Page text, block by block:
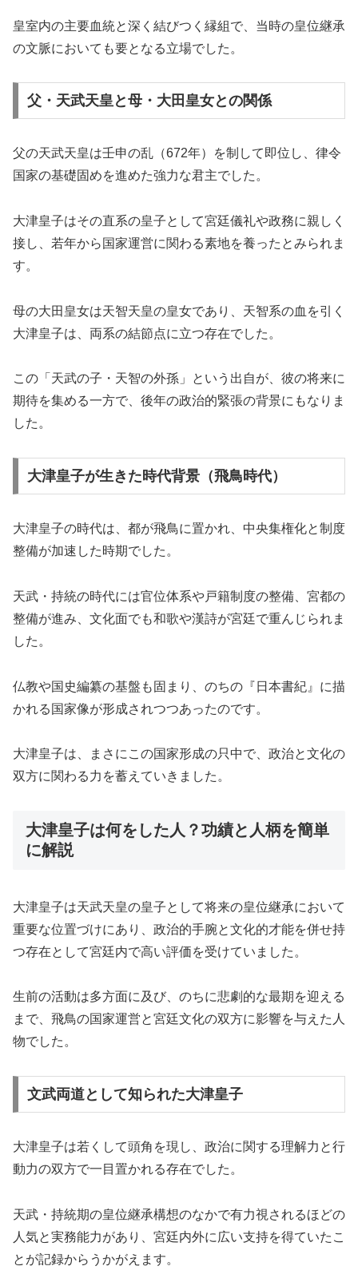
皇室内の主要血統と深く結びつく縁組で、当時の皇位継承
の文脈においても要となる立場でした。
父・天武天皇と母・大田皇女との関係
父の天武天皇は壬申の乱（672年）を制して即位し、律令
国家の基礎固めを進めた強力な君主でした。
大津皇子はその直系の皇子として宮廷儀礼や政務に親しく
接し、若年から国家運営に関わる素地を養ったとみられま
す。
母の大田皇女は天智天皇の皇女であり、天智系の血を引く
大津皇子は、両系の結節点に立つ存在でした。
この「天武の子・天智の外孫」という出自が、彼の将来に
期待を集める一方で、後年の政治的緊張の背景にもなりま
した。
大津皇子が生きた時代背景（飛鳥時代）
大津皇子の時代は、都が飛鳥に置かれ、中央集権化と制度
整備が加速した時期でした。
天武・持統の時代には官位体系や戸籍制度の整備、宮都の
整備が進み、文化面でも和歌や漢詩が宮廷で重んじられま
した。
仏教や国史編纂の基盤も固まり、のちの『日本書紀』に描
かれる国家像が形成されつつあったのです。
大津皇子は、まさにこの国家形成の只中で、政治と文化の
双方に関わる力を蓄えていきました。
大津皇子は何をした人？功績と人柄を簡単
に解説
大津皇子は天武天皇の皇子として将来の皇位継承において
重要な位置づけにあり、政治的手腕と文化的才能を併せ持
つ存在として宮廷内で高い評価を受けていました。
生前の活動は多方面に及び、のちに悲劇的な最期を迎える
まで、飛鳥の国家運営と宮廷文化の双方に影響を与えた人
物でした。
文武両道として知られた大津皇子
大津皇子は若くして頭角を現し、政治に関する理解力と行
動力の双方で一目置かれる存在でした。
天武・持統期の皇位継承構想のなかで有力視されるほどの
人気と実務能力があり、宮廷内外に広い支持を得ていたこ
とが記録からうかがえます。